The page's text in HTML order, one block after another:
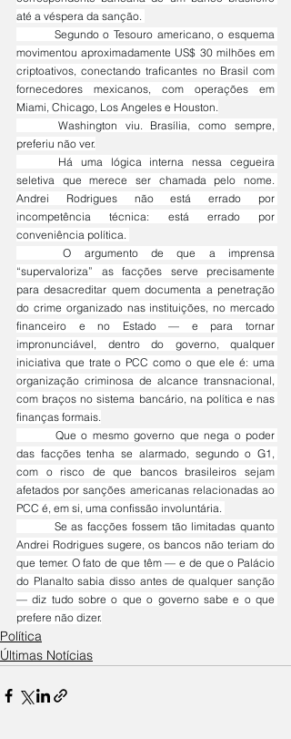
até a véspera da sanção.
movimentou aproximadamente US$ 30 milhões em
criptoativos, conectando traficantes no Brasil com
fornecedores mexicanos, com operações em
Miami, Chicago, Los Angeles e Houston.
preferiu não ver.
seletiva que merece ser chamada pelo nome.
Andrei Rodrigues não está errado por
incompetência técnica: está errado por
conveniência política.
	O argumento de que a imprensa
“supervaloriza” as facções serve precisamente
para desacreditar quem documenta a penetração
do crime organizado nas instituições, no mercado
financeiro e no Estado — e para tornar
impronunciável, dentro do governo, qualquer
iniciativa que trate o PCC como o que ele é: uma
organização criminosa de alcance transnacional,
com braços no sistema bancário, na política e nas
finanças formais.
das facções tenha se alarmado, segundo o G1,
com o risco de que bancos brasileiros sejam
afetados por sanções americanas relacionadas ao
PCC é, em si, uma confissão involuntária.
Andrei Rodrigues sugere, os bancos não teriam do
que temer. O fato de que têm — e de que o Palácio
do Planalto sabia disso antes de qualquer sanção
— diz tudo sobre o que o governo sabe e o que
prefere não dizer.
Política
Últimas Notícias